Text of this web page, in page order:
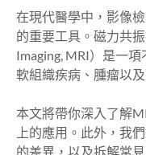
在現代醫學中，影像
的重要工具。磁力共
Imaging, MRI）是一
軟組織疾病、腫瘤以
本文將帶你深入了解
上的應用。此外，我
的差異，以及拆解常